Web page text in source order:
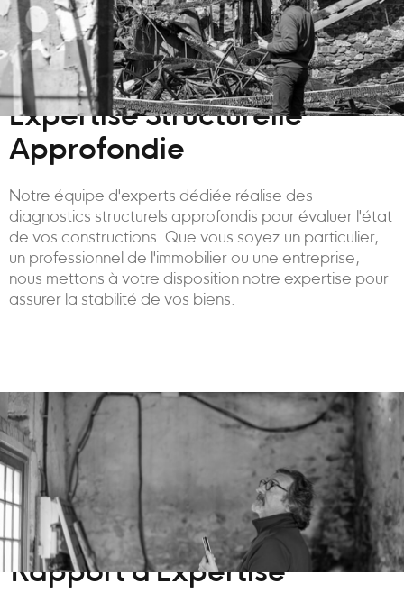
Expertise Structurelle
Approfondie
Notre équipe d'experts dédiée réalise des
diagnostics structurels approfondis pour évaluer l'état
de vos constructions. Que vous soyez un particulier,
un professionnel de l'immobilier ou une entreprise,
nous mettons à votre disposition notre expertise pour
assurer la stabilité de vos biens.
Rapport d'Expertise